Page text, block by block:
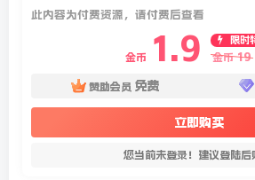
此内容为付费资源，请付费后查看
金币 1.9
限时
金币 19
赞助会员 免费
立即购买
您当前未登录！建议登陆